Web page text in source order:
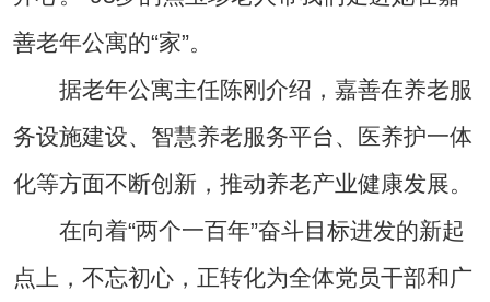
善老年公寓的“家”。
据老年公寓主任陈刚介绍，嘉善在养老服
务设施建设、智慧养老服务平台、医养护一体
化等方面不断创新，推动养老产业健康发展。
在向着“两个一百年”奋斗目标进发的新起
点上，不忘初心，正转化为全体党员干部和广